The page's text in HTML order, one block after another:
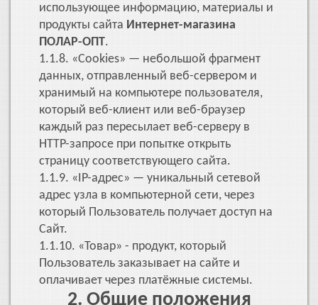
использующее информацию, материалы и
продукты сайта Интернет-магазина
ПОЛАР-ОПТ.
1.1.8. «Cookies» — небольшой фрагмент
данных, отправленный веб-сервером и
хранимый на компьютере пользователя,
который веб-клиент или веб-браузер
каждый раз пересылает веб-серверу в
HTTP-запросе при попытке открыть
страницу соответствующего сайта.
1.1.9. «IP-адрес» — уникальный сетевой
адрес узла в компьютерной сети, через
который Пользователь получает доступ на
Сайт.
1.1.10. «Товар» - продукт, который
Пользователь заказывает на сайте и
оплачивает через платёжные системы.
2. Общие положения